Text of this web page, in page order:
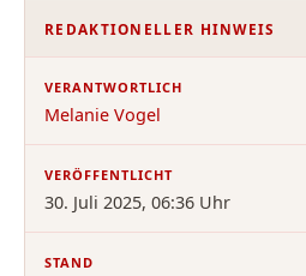
REDAKTIONELLER HINWEIS
VERANTWORTLICH
Melanie Vogel
VERÖFFENTLICHT
30. Juli 2025, 06:36 Uhr
STAND